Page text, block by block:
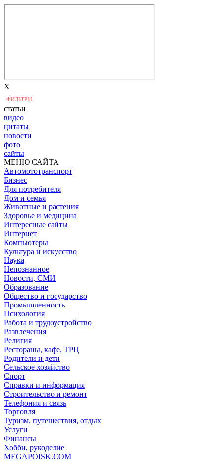
X
ФИЛЬТРЫ:
статьи
видео
цитаты
новости
фото
сайты
МЕНЮ САЙТА
Автомототранспорт
Бизнес
Для потребителя
Дом и семья
Животные и растения
Здоровье и медицина
Интересные сайты
Интернет
Компьютеры
Культура и искусство
Наука
Непознанное
Новости, СМИ
Образование
Общество и государство
Промышленность
Психология
Работа и трудоустройство
Развлечения
Религия
Рестораны, кафе, ТРЦ
Родители и дети
Сельское хозяйство
Спорт
Справки и информация
Строительство и ремонт
Телефония и связь
Торговля
Туризм, путешествия, отдых
Услуги
Финансы
Хобби, рукоделие
MEGAPOISK.COM